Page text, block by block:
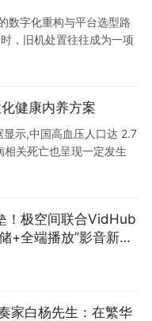
数字化重构与平台选型路
，旧机处置往往成为一项
业采购部门对行情的熟
构工业设备流通的交易
化健康内养方案
示,中国高血压人口达 2.7
关死亡也呈现一定发生
单纯依赖医疗干预难以从
而…
！极空间联合VidHub
+全端播放”影音新生
家白杨先生：在繁华